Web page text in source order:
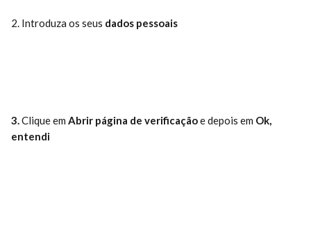
2. Introduza os seus dados pessoais
3. Clique em Abrir página de verificação e depois em Ok,
entendi